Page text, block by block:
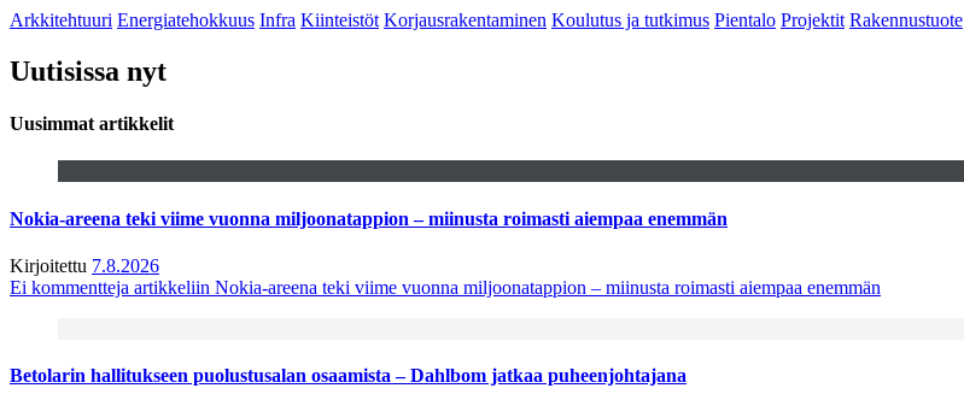
Arkkitehtuuri Energiatehokkuus Infra Kiinteistöt Korjausrakentaminen Koulutus ja tutkimus Pientalo Projektit Rakennustuote
Uutisissa nyt
Uusimmat artikkelit
Nokia-areena teki viime vuonna miljoonatappion – miinusta roimasti aiempaa enemmän
Kirjoitettu 7.8.2026
Ei kommentteja artikkeliin Nokia-areena teki viime vuonna miljoonatappion – miinusta roimasti aiempaa enemmän
Betolarin hallitukseen puolustusalan osaamista – Dahlbom jatkaa puheenjohtajana